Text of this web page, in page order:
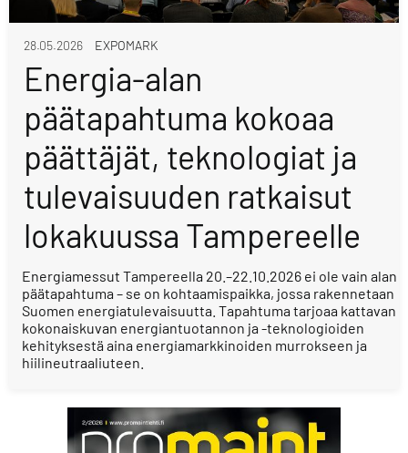
28.05.2026 EXPOMARK
Energia-alan
päätapahtuma kokoaa
päättäjät, teknologiat ja
tulevaisuuden ratkaisut
lokakuussa Tampereelle
Energiamessut Tampereella 20.–22.10.2026 ei ole vain alan
päätapahtuma – se on kohtaamispaikka, jossa rakennetaan
Suomen energiatulevaisuutta. Tapahtuma tarjoaa kattavan
kokonaiskuvan energiantuotannon ja -teknologioiden
kehityksestä aina energiamarkkinoiden murrokseen ja
hiilineutraaliuteen.